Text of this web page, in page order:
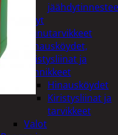
Öljyt
Perävaunutarvikkeet
Hinausköydet,
kiristysliinat ja
kiinnikkeet
Hinausköydet
Kiristysliinat ja
tarvikkeet
Valot